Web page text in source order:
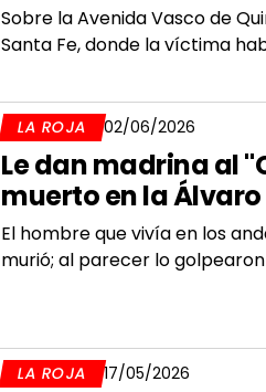
Sobre la Avenida Vasco de
Santa Fe, donde la víctima
LA ROJA 02/06/2026
Le dan madrina al
muerto en la
El hombre que vivía en los
murió; al parecer lo golpearon
LA ROJA 17/05/2026